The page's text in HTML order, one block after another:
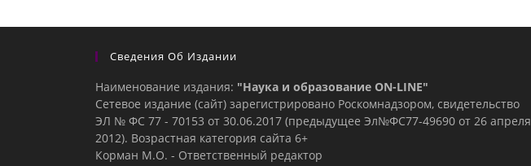
Сведения Об Издании
Наименование издания: "Наука и образование ON-LINE"
Сетевое издание (сайт) зарегистрировано Роскомнадзором, свидетельство
ЭЛ № ФС 77 - 70153 от 30.06.2017 (предыдущее Эл№ФC77-49690 от 26 апреля
2012). Возрастная категория сайта 6+
Корман М.О. - Ответственный редактор